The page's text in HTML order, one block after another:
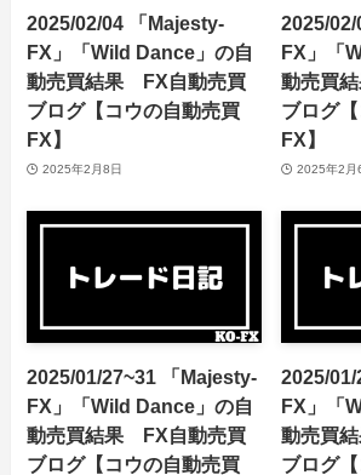
2025/02/04 「Majesty-
FX」「Wild Dance」の自
動売買結果 FX自動売買
ブログ【コウの自動売買
FX】
2025年2月8日
2025/
FX」「
動売買
ブログ
FX】
2025年2月
2025/01/27~31 「Majesty-
FX」「Wild Dance」の自
動売買結果 FX自動売買
ブログ【コウの自動売買
2025/
FX」「
動売買
ブログ